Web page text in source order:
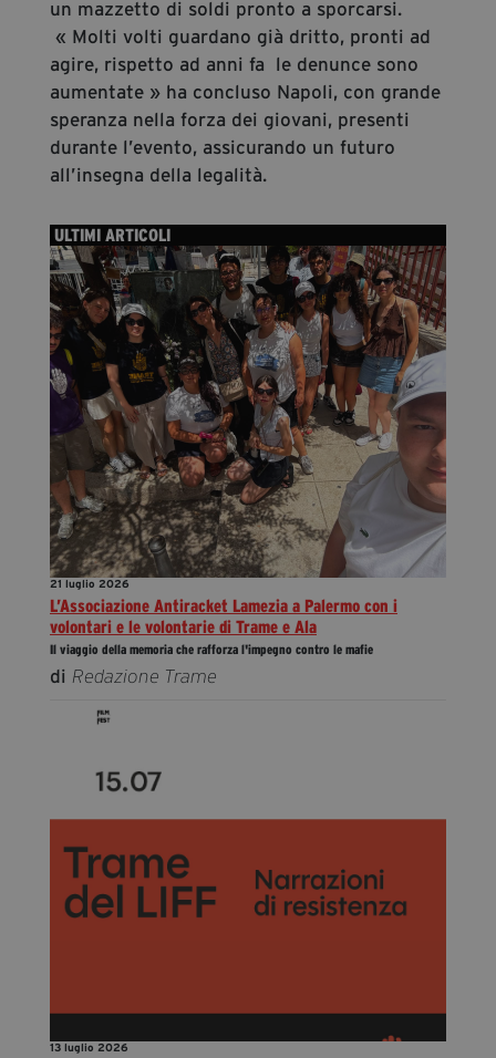
un mazzetto di soldi pronto a sporcarsi.
« Molti volti guardano già dritto, pronti ad
agire, rispetto ad anni fa le denunce sono
aumentate » ha concluso Napoli, con grande
speranza nella forza dei giovani, presenti
durante l’evento, assicurando un futuro
all’insegna della legalità.
ULTIMI ARTICOLI
21 luglio 2026
L’Associazione Antiracket Lamezia a Palermo con i
volontari e le volontarie di Trame e Ala
Il viaggio della memoria che rafforza l'impegno contro le mafie
di Redazione Trame
13 luglio 2026